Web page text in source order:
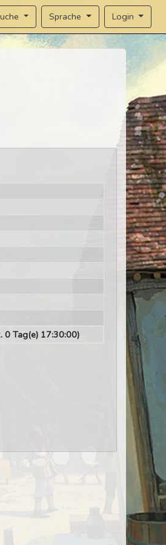
Sprache Login
0 Tag(e) 17:30:00)